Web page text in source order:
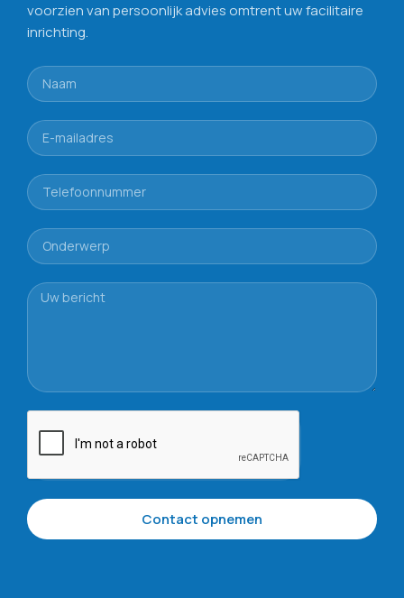
voorzien van persoonlijk advies omtrent uw facilitaire
inrichting.
Contact opnemen